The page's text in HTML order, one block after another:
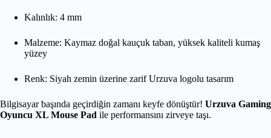
Kalınlık: 4 mm
Malzeme: Kaymaz doğal kauçuk taban, yüksek kaliteli kumaş
yüzey
Renk: Siyah zemin üzerine zarif Urzuva logolu tasarım
Bilgisayar başında geçirdiğin zamanı keyfe dönüştür! Urzuva Gaming
Oyuncu XL Mouse Pad ile performansını zirveye taşı.